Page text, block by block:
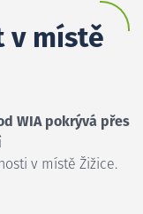
v místě
WIA pokrývá přes
v místě Žižice.